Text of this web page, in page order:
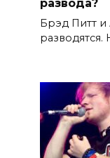
развода?
Брэд Питт
разводятся.